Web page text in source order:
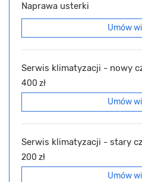
Naprawa usterki
Umów
Serwis klimatyzacji - nowy
400 zł
Umów
Serwis klimatyzacji - stary
200 zł
Umów